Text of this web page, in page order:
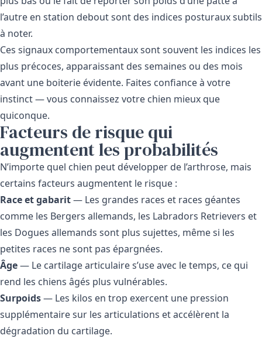
l’autre en station debout sont des indices posturaux subtils
à noter.
Ces signaux comportementaux sont souvent les indices les
plus précoces, apparaissant des semaines ou des mois
avant une boiterie évidente. Faites confiance à votre
instinct — vous connaissez votre chien mieux que
quiconque.
Facteurs de risque qui
augmentent les probabilités
N’importe quel chien peut développer de l’arthrose, mais
certains facteurs augmentent le risque :
Race et gabarit— Les grandes races et races géantes
comme les Bergers allemands, les Labradors Retrievers et
les Dogues allemands sont plus sujettes, même si les
petites races ne sont pas épargnées.
Âge— Le cartilage articulaire s’use avec le temps, ce qui
rend les chiens âgés plus vulnérables.
Surpoids— Les kilos en trop exercent une pression
supplémentaire sur les articulations et accélèrent la
dégradation du cartilage.